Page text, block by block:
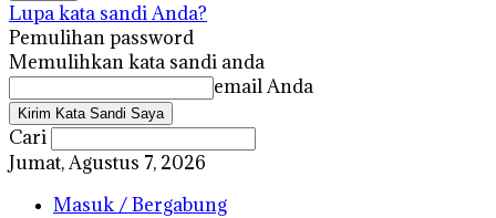
Lupa kata sandi Anda?
Pemulihan password
Memulihkan kata sandi anda
email Anda
Cari
Jumat, Agustus 7, 2026
Masuk / Bergabung